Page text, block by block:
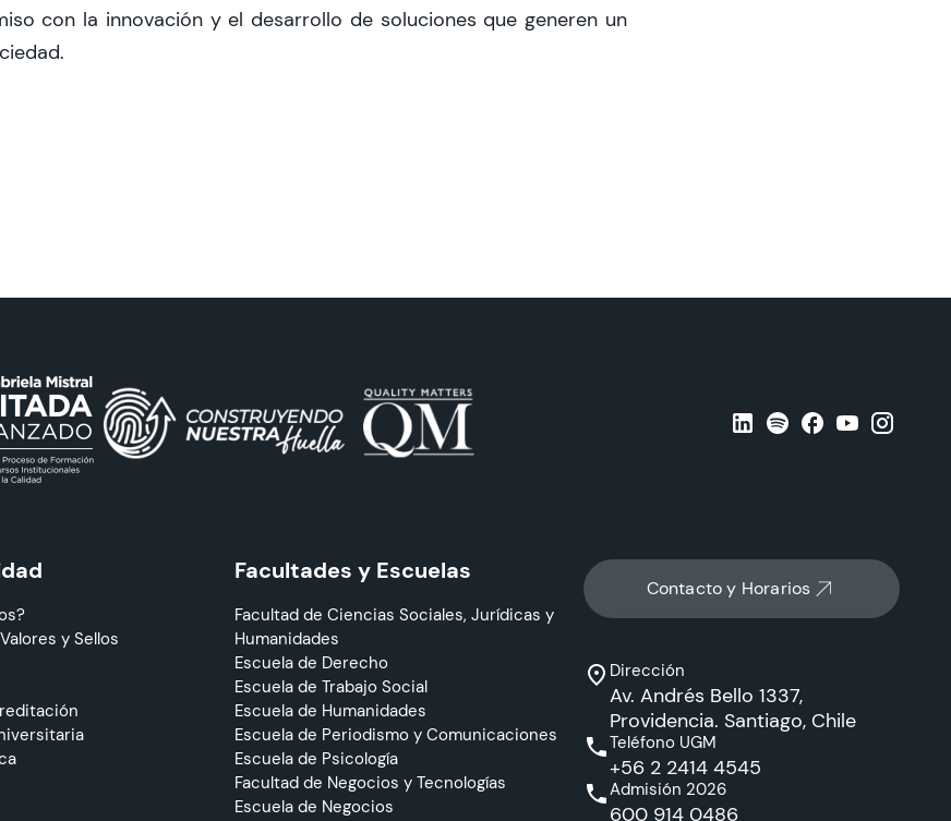
con la innovación y el desarrollo de soluciones que generen un
y Sellos
Facultades y Escuelas
Facultad de Ciencias Sociales, Jurídicas y
Humanidades
Escuela de Derecho
Escuela de Trabajo Social
Escuela de Humanidades
Escuela de Periodismo y Comunicaciones
Escuela de Psicología
Facultad de Negocios y Tecnologías
Escuela de Negocios
Contacto y Horarios
Dirección
Av. Andrés Bello 1337,
Providencia. Santiago, Chile
Teléfono UGM
+56 2 2414 4545
Admisión 2026
600 914 0486